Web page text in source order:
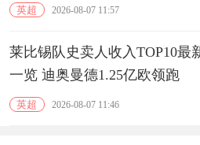
英超 2026-08-07 11:57
莱比锡队史卖人收入TOP10最
一览 迪奥曼德1.25亿欧领跑
英超 2026-08-07 11:46